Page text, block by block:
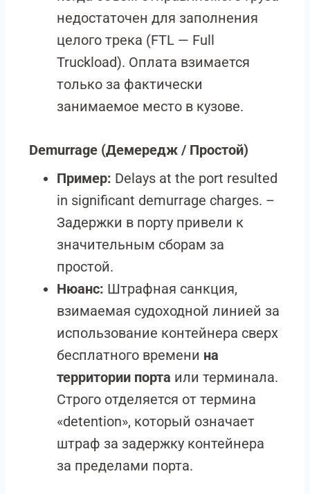
недостаточен для заполнения
целого трека (FTL — Full
Truckload). Оплата взимается
только за фактически
занимаемое место в кузове.
Demurrage (Демередж / Простой)
Пример: Delays at the port resulted
in significant demurrage charges. –
Задержки в порту привели к
значительным сборам за
простой.
Нюанс: Штрафная санкция,
взимаемая судоходной линией за
использование контейнера сверх
бесплатного времени на
территории порта или терминала.
Строго отделяется от термина
«detention», который означает
штраф за задержку контейнера
за пределами порта.